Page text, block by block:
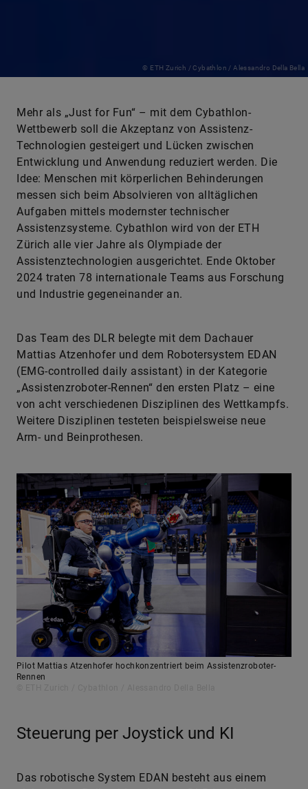
© ETH Zurich / Cybathlon / Alessandro Della Bella
Mehr als „Just for Fun“ – mit dem Cybathlon-
Wettbewerb soll die Akzeptanz von Assistenz-
Technologien gesteigert und Lücken zwischen
Entwicklung und Anwendung reduziert werden. Die
Idee: Menschen mit körperlichen Behinderungen
messen sich beim Absolvieren von alltäglichen
Aufgaben mittels modernster technischer
Assistenzsysteme. Cybathlon wird von der ETH
Zürich alle vier Jahre als Olympiade der
Assistenztechnologien ausgerichtet. Ende Oktober
2024 traten 78 internationale Teams aus Forschung
und Industrie gegeneinander an.
Das Team des DLR belegte mit dem Dachauer
Mattias Atzenhofer und dem Robotersystem EDAN
(EMG-controlled daily assistant) in der Kategorie
„Assistenzroboter-Rennen“ den ersten Platz – eine
von acht verschiedenen Disziplinen des Wettkampfs.
Weitere Disziplinen testeten beispielsweise neue
Arm- und Beinprothesen.
Pilot Mattias Atzenhofer hochkonzentriert beim Assistenzroboter-
Rennen
Steuerung per Joystick und KI
Das robotische System EDAN besteht aus einem